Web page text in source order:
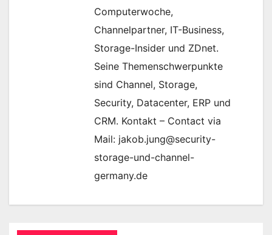
Computerwoche,
Channelpartner, IT-Business,
Storage-Insider und ZDnet.
Seine Themenschwerpunkte
sind Channel, Storage,
Security, Datacenter, ERP und
CRM. Kontakt – Contact via
Mail: jakob.jung@security-
storage-und-channel-
germany.de